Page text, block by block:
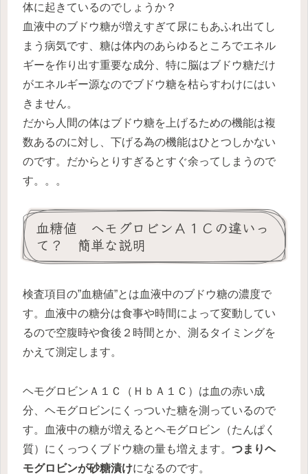
体に起きているのでしょうか？
血液中のブドウ糖が増えすぎて尿にもあふれ出てし
まう病気です、糖は体内のあらゆるところでエネル
ギーを作り出す重要な成分、特に脳はブドウ糖だけ
がエネルギー源なのでブドウ糖を枯らすわけにはい
きません。
だから人間の体はブドウ糖を上げるための機能は複
数あるのに対し、下げる為の機能はひとつしかない
のです。だからとりすぎるとすぐ余ってしまうので
す。。。
血糖値 ヘモグロビンＡ１Ｃの違いっ
て？ 簡単な説明
検査項目の”血糖値”とは血液中のブドウ糖の濃度で
す。血液中の糖分は食事や時間によって変動してい
るので空腹時や食後２時間とか、測るタイミングを
かえて測定します。
ヘモグロビンＡ１Ｃ（ＨｂＡ１Ｃ） は血の赤い成
分、ヘモグロビンにくっついた糖を測っているので
す。血液中の糖が増えるとヘモグロビン（たんぱく
質）にくっつくブドウ糖の量も増えます。 つまりヘ
モグロビンが砂糖漬けになるのです。